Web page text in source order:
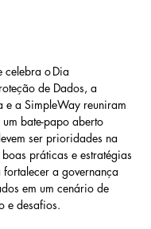
celebra o Dia
de Dados, a
e a SimpleWay reuniram
bate-papo aberto
ser prioridades na
práticas e estratégias
fortalecer a governança
em um cenário de
e desafios.